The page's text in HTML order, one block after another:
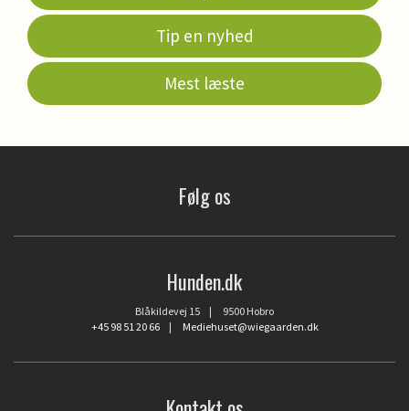
Tip en nyhed
Mest læste
Følg os
Hunden.dk
Blåkildevej 15 | 9500 Hobro
+45 98 51 20 66| Mediehuset@wiegaarden.dk